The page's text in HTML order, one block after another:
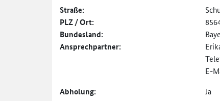
Straße:
PLZ / Ort:
Bundesland:
Ansprechpartner:
E-
Abholung: Ja